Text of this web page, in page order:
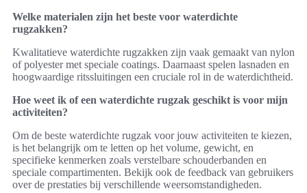
Welke materialen zijn het beste voor waterdichte
rugzakken?
Kwalitatieve waterdichte rugzakken zijn vaak gemaakt van nylon
of polyester met speciale coatings. Daarnaast spelen lasnaden en
hoogwaardige ritssluitingen een cruciale rol in de waterdichtheid.
Hoe weet ik of een waterdichte rugzak geschikt is voor mijn
activiteiten?
Om de beste waterdichte rugzak voor jouw activiteiten te kiezen,
is het belangrijk om te letten op het volume, gewicht, en
specifieke kenmerken zoals verstelbare schouderbanden en
speciale compartimenten. Bekijk ook de feedback van gebruikers
over de prestaties bij verschillende weersomstandigheden.